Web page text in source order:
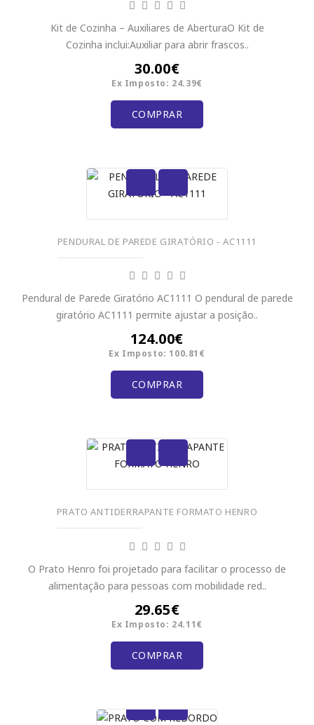
Kit de Cozinha – Auxiliares de AberturaO Kit de
Cozinha inclui:Auxiliar para abrir frascos..
30.00€
Ex Imposto: 24.39€
COMPRAR
PENDURAL DE PAREDE GIRATÓRIO - AC1111
Pendural de Parede Giratório AC1111 O pendural de parede
giratório AC1111 permite ajustar a posição..
124.00€
Ex Imposto: 100.81€
COMPRAR
PRATO ANTIDERRAPANTE FORMATO HENRO
O Prato Henro foi projetado para facilitar o processo de
alimentação para pessoas com mobilidade red..
29.65€
Ex Imposto: 24.11€
COMPRAR